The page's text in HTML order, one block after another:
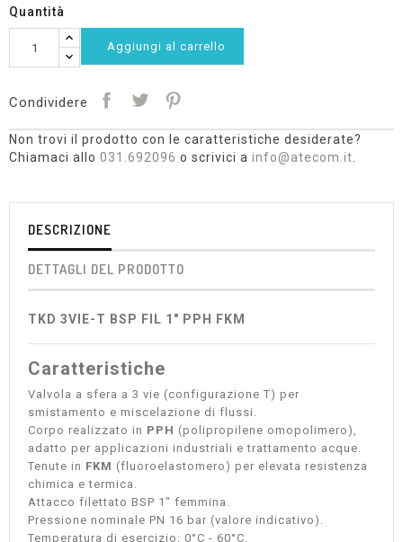
Quantità
Aggiungi al carrello
Condividere
Non trovi il prodotto con le caratteristiche desiderate?
Chiamaci allo 031.692096 o scrivici a info@atecom.it
DESCRIZIONE
DETTAGLI DEL PRODOTTO
TKD 3VIE-T BSP FIL 1" PPH FKM
Caratteristiche
Valvola a sfera a 3 vie (configurazione T) per
smistamento e miscelazione di flussi.
Corpo realizzato in PPH (polipropilene omopolimero),
adatto per applicazioni industriali e trattamento acque.
Tenute in FKM (fluoroelastomero) per elevata resistenza
chimica e termica.
Attacco filettato BSP 1" femmina.
Pressione nominale PN 16 bar (valore indicativo).
Temperatura di esercizio: 0°C - 60°C.